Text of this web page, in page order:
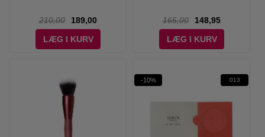
210,00
189,00
LÆG I KURV
165,00
148,95
LÆG I KURV
-10% 013